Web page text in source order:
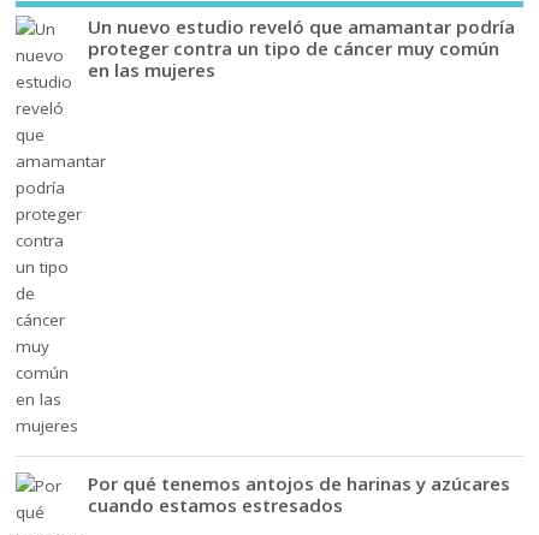
Un nuevo estudio reveló que amamantar podría
proteger contra un tipo de cáncer muy común
en las mujeres
Por qué tenemos antojos de harinas y azúcares
cuando estamos estresados